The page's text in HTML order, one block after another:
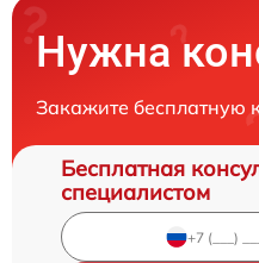
Нужна
Закажите бесплатную
Бесплатная
специалистом